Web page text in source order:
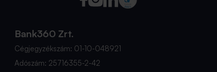
Bank360 Zrt.
Cégjegyzékszám: 01-10-048921
Adószám: 25716355-2-42